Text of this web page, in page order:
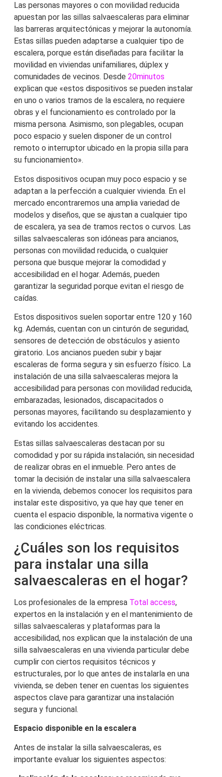
Las personas mayores o con movilidad reducida
apuestan por las sillas salvaescaleras para eliminar
las barreras arquitectónicas y mejorar la autonomía.
Estas sillas pueden adaptarse a cualquier tipo de
escalera, porque están diseñadas para facilitar la
movilidad en viviendas unifamiliares, dúplex y
comunidades de vecinos. Desde 20minutos
explican que «estos dispositivos se pueden instalar
en uno o varios tramos de la escalera, no requiere
obras y el funcionamiento es controlado por la
misma persona. Asimismo, son plegables, ocupan
poco espacio y suelen disponer de un control
remoto o interruptor ubicado en la propia silla para
su funcionamiento».
Estos dispositivos ocupan muy poco espacio y se
adaptan a la perfección a cualquier vivienda. En el
mercado encontraremos una amplia variedad de
modelos y diseños, que se ajustan a cualquier tipo
de escalera, ya sea de tramos rectos o curvos. Las
sillas salvaescaleras son idóneas para ancianos,
personas con movilidad reducida, o cualquier
persona que busque mejorar la comodidad y
accesibilidad en el hogar. Además, pueden
garantizar la seguridad porque evitan el riesgo de
caídas.
Estos dispositivos suelen soportar entre 120 y 160
kg. Además, cuentan con un cinturón de seguridad,
sensores de detección de obstáculos y asiento
giratorio. Los ancianos pueden subir y bajar
escaleras de forma segura y sin esfuerzo físico. La
instalación de una silla salvaescaleras mejora la
accesibilidad para personas con movilidad reducida,
embarazadas, lesionados, discapacitados o
personas mayores, facilitando su desplazamiento y
evitando los accidentes.
Estas sillas salvaescaleras destacan por su
comodidad y por su rápida instalación, sin necesidad
de realizar obras en el inmueble. Pero antes de
tomar la decisión de instalar una silla salvaescalera
en la vivienda, debemos conocer los requisitos para
instalar este dispositivo, ya que hay que tener en
cuenta el espacio disponible, la normativa vigente o
las condiciones eléctricas.
¿Cuáles son los requisitos
para instalar una silla
salvaescaleras en el hogar?
Los profesionales de la empresa Total access,
expertos en la instalación y en el mantenimiento de
sillas salvaescaleras y plataformas para la
accesibilidad, nos explican que la instalación de una
silla salvaescaleras en una vivienda particular debe
cumplir con ciertos requisitos técnicos y
estructurales, por lo que antes de instalarla en una
vivienda, se deben tener en cuentas los siguientes
aspectos clave para garantizar una instalación
segura y funcional.
Espacio disponible en la escalera
Antes de instalar la silla salvaescaleras, es
importante evaluar los siguientes aspectos: